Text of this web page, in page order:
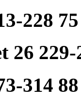
228 75
26 229-
314 88